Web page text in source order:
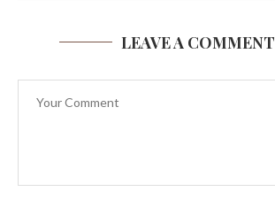
LEAVE A COMMENT